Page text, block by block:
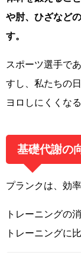
や肘、ひざなど
す。
スポーツ選手で
すし、私たちの
ヨロしにくくな
基礎代謝の
プランクは、効
トレーニングの
トレーニングに